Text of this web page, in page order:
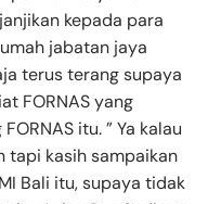
kepada para
jabatan jaya
terus terang supaya
FORNAS yang
itu. ” Ya kalau
tapi kasih sampaikan
Bali itu, supaya tidak